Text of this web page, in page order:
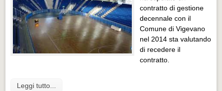
contratto di gestione
decennale con il
Comune di Vigevano
nel 2014 sta valutando
di recedere il
contratto.
Leggi tutto...